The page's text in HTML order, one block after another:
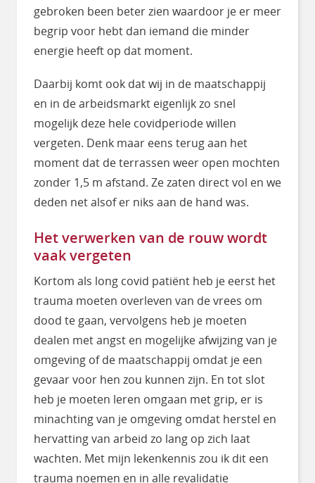
gebroken been beter zien waardoor je er meer
begrip voor hebt dan iemand die minder
energie heeft op dat moment.
Daarbij komt ook dat wij in de maatschappij
en in de arbeidsmarkt eigenlijk zo snel
mogelijk deze hele covidperiode willen
vergeten. Denk maar eens terug aan het
moment dat de terrassen weer open mochten
zonder 1,5 m afstand. Ze zaten direct vol en we
deden net alsof er niks aan de hand was.
Het verwerken van de rouw wordt
vaak vergeten
Kortom als long covid patiënt heb je eerst het
trauma moeten overleven van de vrees om
dood te gaan, vervolgens heb je moeten
dealen met angst en mogelijke afwijzing van je
omgeving of de maatschappij omdat je een
gevaar voor hen zou kunnen zijn. En tot slot
heb je moeten leren omgaan met grip, er is
minachting van je omgeving omdat herstel en
hervatting van arbeid zo lang op zich laat
wachten. Met mijn lekenkennis zou ik dit een
trauma noemen en in alle revalidatie